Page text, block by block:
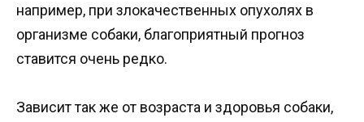
например, при злокачественных опухолях в
организме собаки, благоприятный прогноз
ставится очень редко.
Зависит так же от возраста и здоровья собаки,